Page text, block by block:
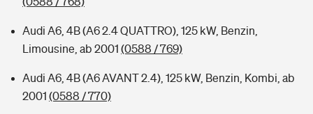
Audi A6, 4B (A6 2.4 QUATTRO), 125 kW, Benzin,
Limousine, ab 2001 (0588 / 769)
Audi A6, 4B (A6 AVANT 2.4), 125 kW, Benzin, Kombi, ab
2001 (0588 / 770)